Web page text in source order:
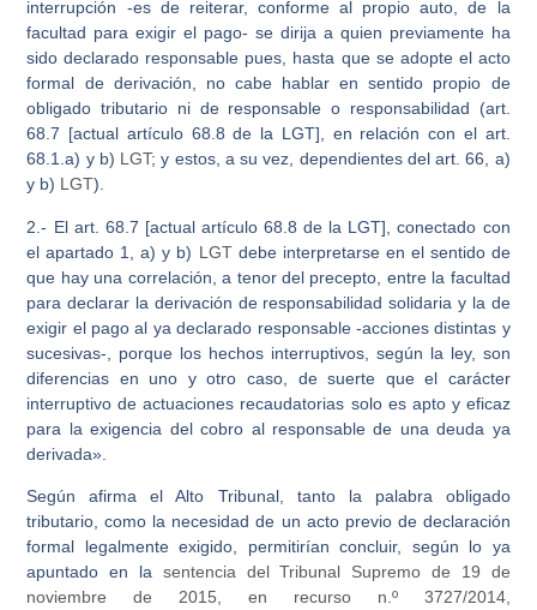
interrupción -es de reiterar, conforme al propio auto, de la
facultad para exigir el pago- se dirija a quien previamente ha
sido declarado responsable pues, hasta que se adopte el acto
formal de derivación, no cabe hablar en sentido propio de
obligado tributario ni de responsable o responsabilidad (art.
68.7 [actual artículo 68.8 de la LGT], en relación con el art.
68.1.a) y b) LGT; y estos, a su vez, dependientes del art. 66, a)
y b) LGT).
2.- El art. 68.7 [actual artículo 68.8 de la LGT], conectado con
el apartado 1, a) y b) LGTdebe interpretarse en el sentido de
que hay una correlación, a tenor del precepto, entre la facultad
para declarar la derivación de responsabilidad solidaria y la de
exigir el pago al ya declarado responsable -acciones distintas y
sucesivas-, porque los hechos interruptivos, según la ley, son
diferencias en uno y otro caso, de suerte que el carácter
interruptivo de actuaciones recaudatorias solo es apto y eficaz
para la exigencia del cobro al responsable de una deuda ya
derivada».
Según afirma el Alto Tribunal, tanto la palabra obligado
tributario, como la necesidad de un acto previo de declaración
formal legalmente exigido, permitirían concluir, según lo ya
apuntado en la sentencia del Tribunal Supremo de 19 de
noviembre de 2015, en recurso n.º 3727/2014,